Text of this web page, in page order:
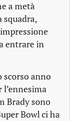
a metà
squadra,
entrare in
scorso anno
Brady sono
Bowl ci ha